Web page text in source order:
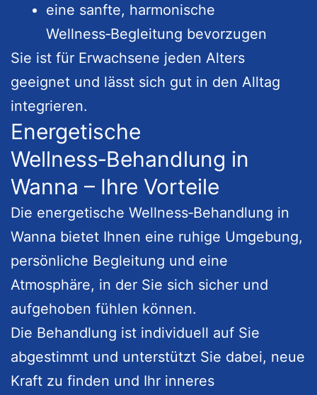
eine sanfte, harmonische
Wellness‑Begleitung bevorzugen
Sie ist für Erwachsene jeden Alters
geeignet und lässt sich gut in den Alltag
integrieren.
Energetische
Wellness‑Behandlung in
Wanna – Ihre Vorteile
Die energetische Wellness‑Behandlung in
Wanna bietet Ihnen eine ruhige Umgebung,
persönliche Begleitung und eine
Atmosphäre, in der Sie sich sicher und
aufgehoben fühlen können.
Die Behandlung ist individuell auf Sie
abgestimmt und unterstützt Sie dabei, neue
Kraft zu finden und Ihr inneres